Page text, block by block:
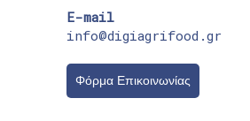
E-mail
info@digiagrifood.gr
Φόρμα Επικοινωνίας